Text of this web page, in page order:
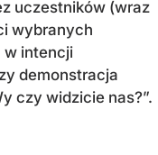
uczestników (wraz
wybranych
w intencji
demonstracja
czy widzicie nas?”.